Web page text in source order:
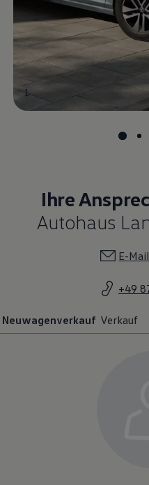
1
Ihre
Autohaus
E-
+49
Neuwagenverkauf Verkauf